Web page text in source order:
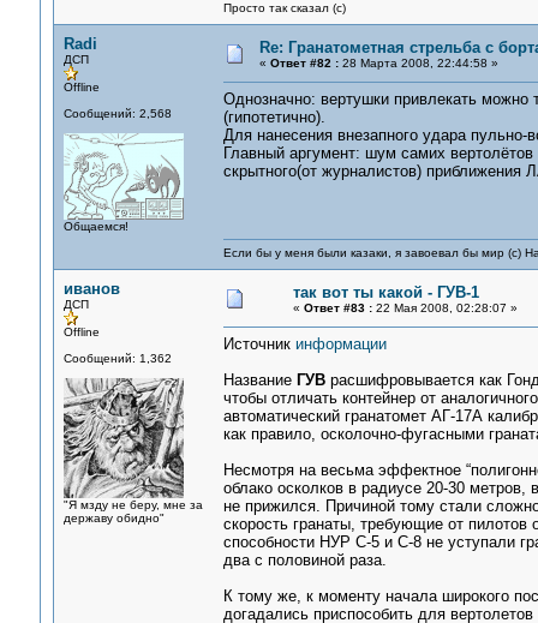
Просто так сказал (с)
Radi
ДСП
Offline
Сообщений: 2,568
Общаемся!
Re: Гранатометная стрельба с
« Ответ #82 :28 Марта 2008, 22:44:58 »
Однозначно: вертушки привлекать можно
(гипотетично).
Для нанесения внезапного удара
Главный аргумент: шум самих
скрытного(от журналистов) приближения
Если бы у меня были казаки, я завоевал бы мир (с)
иванов
ДСП
Offline
Сообщений: 1,362
"Я мзду не беру, мне за
державу обидно"
так вот ты какой - ГУВ-1
« Ответ #83 :22 Мая 2008, 02:28:07 »
Источник информации
Название ГУВрасшифровывается как
чтобы отличать контейнер от
автоматический гранатомет АГ-17А
как правило, осколочно-фугасными
Несмотря на весьма эффектное
облако осколков в радиусе 20-30
не прижился. Причиной тому стали
скорость гранаты, требующие от
способности НУР С-5 и С-8 не уступали
два с половиной раза.
К тому же, к моменту начала широкого
догадались приспособить для